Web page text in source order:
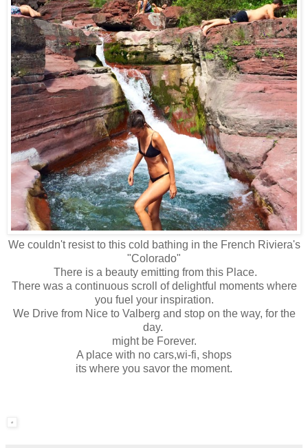
We couldn't resist to this cold bathing in the French Riviera's
"Colorado"
There is a beauty emitting from this Place.
There was a continuous scroll of delightful moments where
you fuel your inspiration.
We Drive from Nice to Valberg and stop on the way, for the
day.
might be Forever.
A place with no cars,wi-fi, shops
its where you savor the moment.